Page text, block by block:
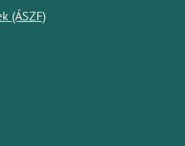
(ÁSZF)